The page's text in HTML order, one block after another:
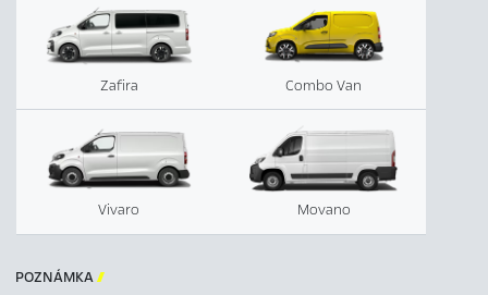
Zafira Combo Van
Vivaro Movano
POZNÁMKA